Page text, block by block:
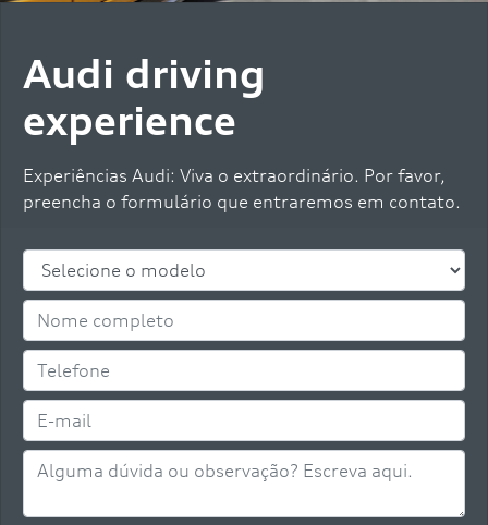
Audi driving
experience
Experiências Audi: Viva o extraordinário. Por favor,
preencha o formulário que entraremos em contato.